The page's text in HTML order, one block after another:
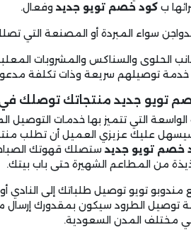
ب كود خصم تويو جديد وفعال.
الحلوى والسناكس والمشروبات
خدمة توصيلهم سريعة وذات تكلفة
تويو جديد منتجاتك توصلك
التي تتميز بها خدمات
عليك عزيزي العميل أن تطلب
خصم تويو جديد ستصلك قهوتك
من المطاعم الشهيرة حتى باب بيتك.
تويو توصيل طلباتك إلى النادي أو
الطرود سيكون بمقدورك إرسال ما
مختلف المدن السعودية.